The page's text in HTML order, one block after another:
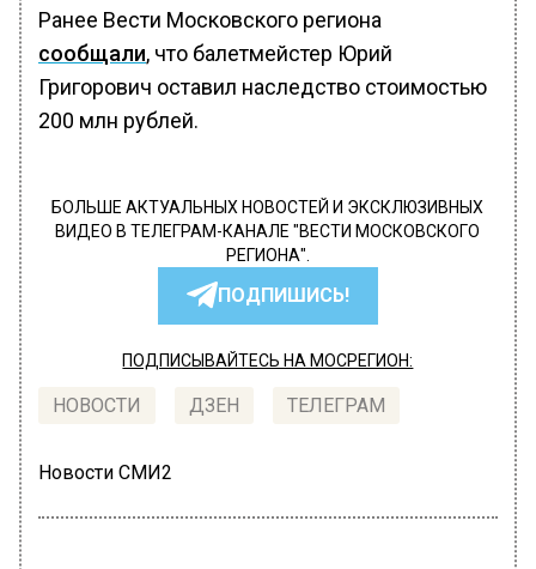
Ранее Вести Московского региона
сообщали, что балетмейстер Юрий
Григорович оставил наследство стоимостью
200 млн рублей.
БОЛЬШЕ АКТУАЛЬНЫХ НОВОСТЕЙ И ЭКСКЛЮЗИВНЫХ
ВИДЕО В ТЕЛЕГРАМ-КАНАЛЕ "ВЕСТИ МОСКОВСКОГО
РЕГИОНА".
ПОДПИШИСЬ!
ПОДПИСЫВАЙТЕСЬ НА МОСРЕГИОН:
НОВОСТИ ДЗЕН ТЕЛЕГРАМ
Новости СМИ2